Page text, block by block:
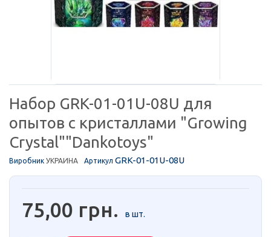
Набор GRK-01-01U-08U для
опытов с кристаллами "Growing
Crystal""Dankotoys"
Виробник УКРАИНА Артикул GRK-01-01U-08U
75,00 грн. в шт.